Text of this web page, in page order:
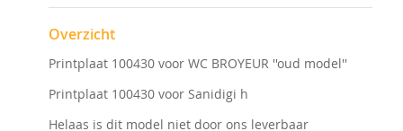
Overzicht
Printplaat 100430 voor WC BROYEUR ''oud model''
Printplaat 100430 voor Sanidigi h
Helaas is dit model niet door ons leverbaar